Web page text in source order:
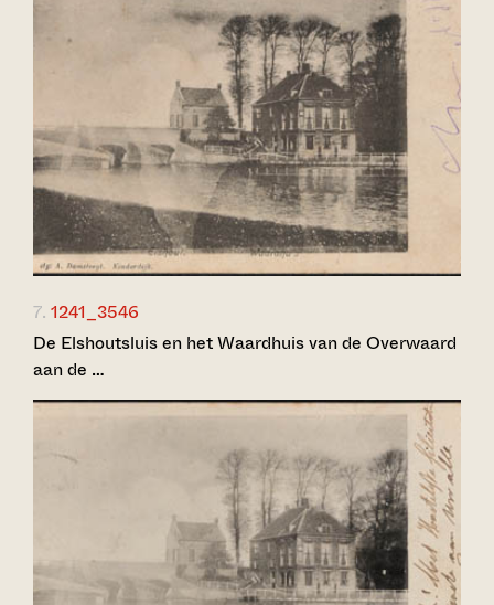
7. 1241_3546
De Elshoutsluis en het Waardhuis van de Overwaard
aan de …